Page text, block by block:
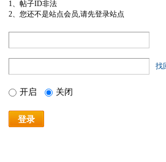
1、帖子ID非法
2、您还不是站点会员,请先登录站点
找
开启 关闭
登录